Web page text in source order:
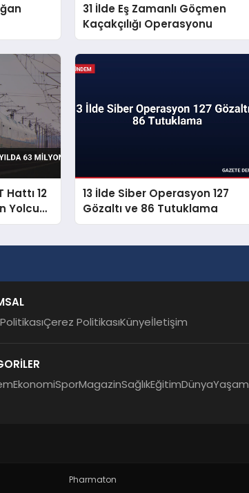
31 İlde Eş Zamanlı Göçmen
Kaçakçılığı Operasyonu
Hattı 12
Yolcu
13 İlde Siber Operasyon 127
Gözaltı ve 86 Tutuklama
Çerez PolitikasıKünyeİletişim
EkonomiSporMagazinSağlıkEğitimDünyaYaşam
Pharmaton